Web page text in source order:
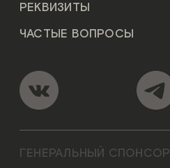
ГЕНЕРАЛЬНЫЙ СПОНСОР
РЕКВИЗИТЫ
ЧАСТЫЕ ВОПРОСЫ